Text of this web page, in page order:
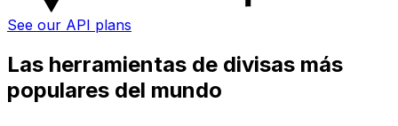
See our API plans
Las herramientas de divisas más
populares del mundo